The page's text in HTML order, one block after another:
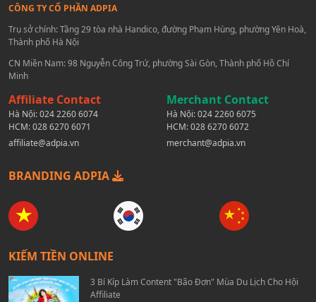
CÔNG TY CỔ PHẦN ADPIA
Trụ sở chính: Tầng 29 tòa nhà Handico, đường Phạm Hùng, phường Yên Hoà,
Thành phố Hà Nội
CN Miền Nam: 98 Nguyễn Công Trứ, phường Sài Gòn, Thành phố Hồ Chí
Minh
Affiliate Contact
Hà Nội:024 2260 6074
HCM:028 6270 6071
affiliate@adpia.vn
Merchant Contact
Hà Nội:024 2260 6075
HCM:028 6270 6072
merchant@adpia.vn
BRANDING ADPIA
KIẾM TIỀN ONLINE
3 Bí Kíp Làm Content "Bão Đơn" Mùa Du Lịch Cho Hội
Affiliate